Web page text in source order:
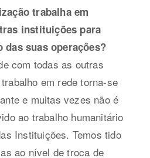
trabalha em
instituições para
suas operações?
com todas as outras
em rede torna-se
e muitas vezes não é
ao trabalho humanitário
Instituições. Temos tido
ao nível de troca de